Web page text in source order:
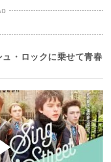
・ロックに乗せて青春